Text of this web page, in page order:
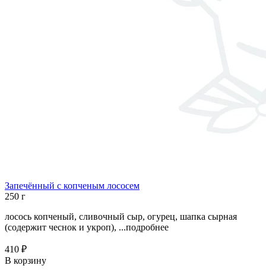
Запечённый с копченым лососем
250 г
лосось копченый, сливочный сыр, огурец, шапка сырная
(содержит чеснок и укроп), ...подробнее
410 ₽
В корзину